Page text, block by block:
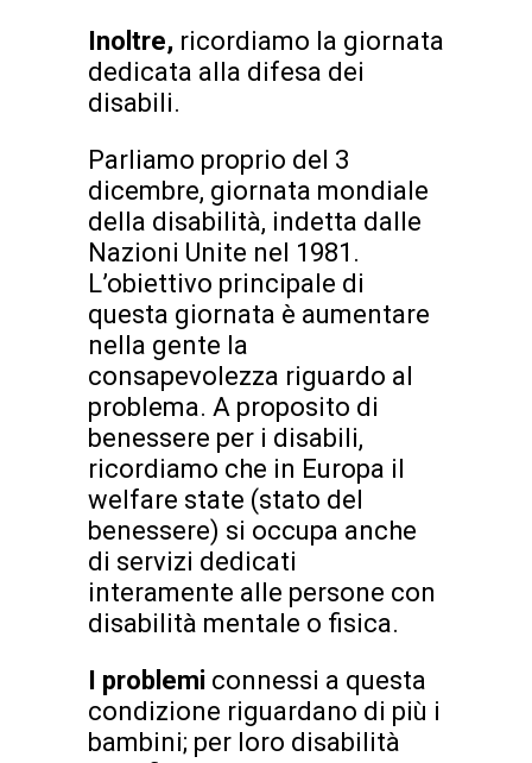
Inoltre, ricordiamo la giornata
dedicata alla difesa dei
disabili.
Parliamo proprio del 3
dicembre, giornata mondiale
della disabilità, indetta dalle
Nazioni Unite nel 1981.
L’obiettivo principale di
questa giornata è aumentare
nella gente la
consapevolezza riguardo al
problema. A proposito di
benessere per i disabili,
ricordiamo che in Europa il
welfare state (stato del
benessere) si occupa anche
di servizi dedicati
interamente alle persone con
disabilità mentale o fisica.
I problemi connessi a questa
condizione riguardano di più i
bambini; per loro disabilità